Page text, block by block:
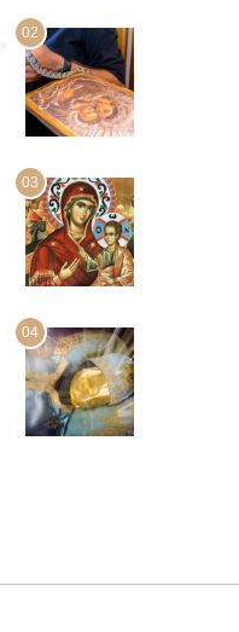
02
03
04